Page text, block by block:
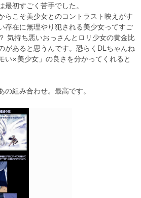
初すごく苦手でした。
らこそ美少女とのコントラスト映えがす
存在に無理やり犯される美少女ってすご
気持ち悪いおっさんとロリ少女の黄金比
があると思うんです。恐らくDLちゃんね
い×美少女」の良さを分かってくれると
組み合わせ。最高です。